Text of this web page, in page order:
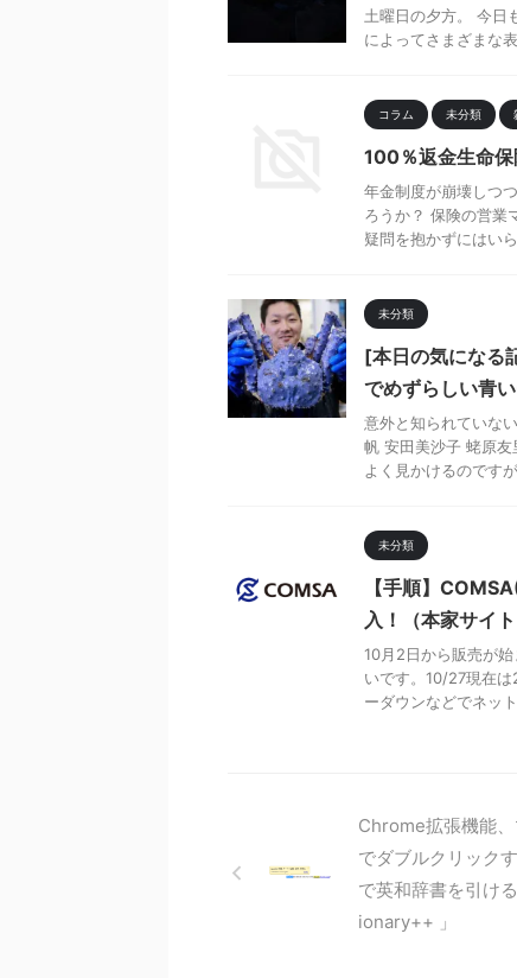
土曜日の夕方。 今日
によってさまざまな
コラム 未分類
100％返金生命
年金制度が崩壊しつ
ろうか？ 保険の営業
疑問を抱かずにはい
未分類
[本日の気になる
でめずらしい青
意外と知られていな
帆 安田美沙子 蛯原
よく見かけるのです
未分類
【手順】
入！（本家サイ
10月2日から販売が
いです。10/27現在
ーダウンなどでネッ
Chrome拡張機能、
でダブルクリック
で英和辞書を引け
ionary++ 」